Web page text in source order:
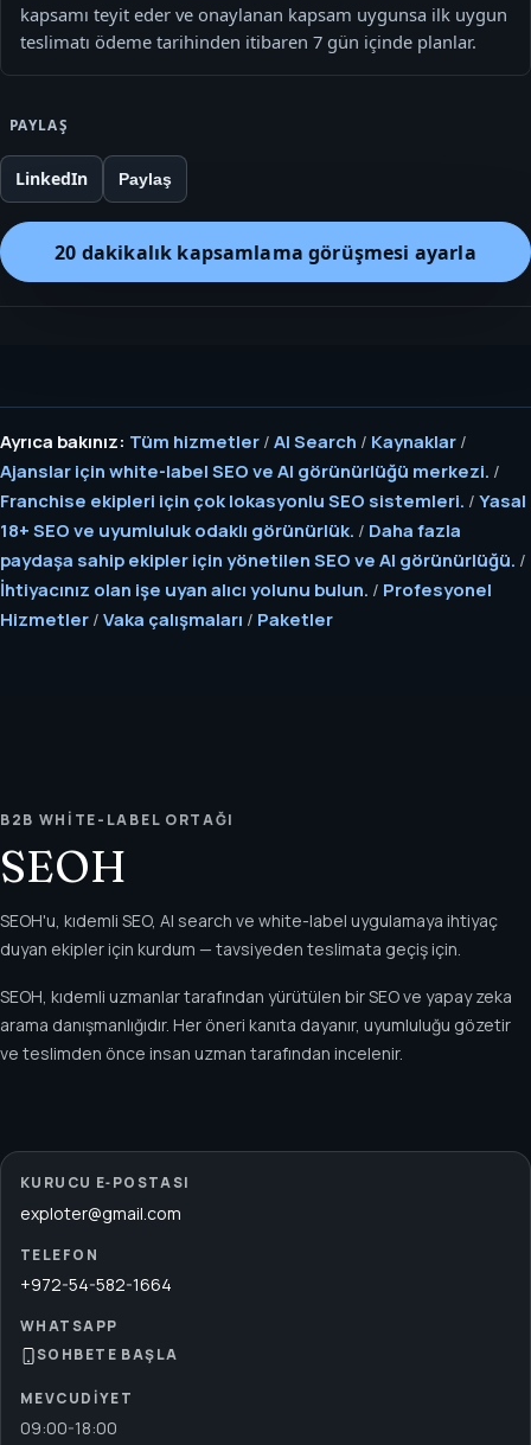
kapsamı teyit eder ve onaylanan kapsam uygunsa ilk uygun
teslimatı ödeme tarihinden itibaren 7 gün içinde planlar.
PAYLAŞ
LinkedIn Paylaş
20 dakikalık kapsamlama görüşmesi ayarla
Ayrıca bakınız: Tüm hizmetler / AI Search / Kaynaklar /
Ajanslar için white-label SEO ve AI görünürlüğü merkezi. /
Franchise ekipleri için çok lokasyonlu SEO sistemleri. / Yasal
18+ SEO ve uyumluluk odaklı görünürlük. / Daha fazla
paydaşa sahip ekipler için yönetilen SEO ve AI görünürlüğü. /
İhtiyacınız olan işe uyan alıcı yolunu bulun. / Profesyonel
Hizmetler / Vaka çalışmaları / Paketler
B2B WHITE-LABEL ORTAĞI
SEOH
SEOH'u, kıdemli SEO, AI search ve white-label uygulamaya ihtiyaç
duyan ekipler için kurdum — tavsiyeden teslimata geçiş için.
SEOH, kıdemli uzmanlar tarafından yürütülen bir SEO ve yapay zeka
arama danışmanlığıdır. Her öneri kanıta dayanır, uyumluluğu gözetir
ve teslimden önce insan uzman tarafından incelenir.
KURUCU E‑POSTASI
exploter@gmail.com
TELEFON
+972-54-582-1664
WHATSAPP
SOHBETE BAŞLA
MEVCUDIYET
09:00-18:00